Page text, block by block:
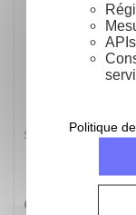
APIs
Politique
Sucre Roux
6,57 €